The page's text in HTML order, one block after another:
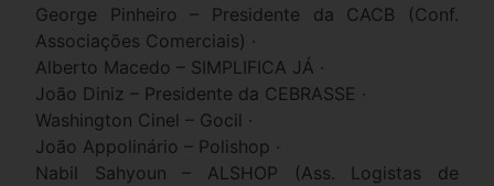
George Pinheiro – Presidente da CACB (Conf.
Associações Comerciais) ·
Alberto Macedo – SIMPLIFICA JÁ ·
João Diniz – Presidente da CEBRASSE ·
Washington Cinel – Gocil ·
João Appolinário – Polishop ·
Nabil Sahyoun – ALSHOP (Ass. Logistas de